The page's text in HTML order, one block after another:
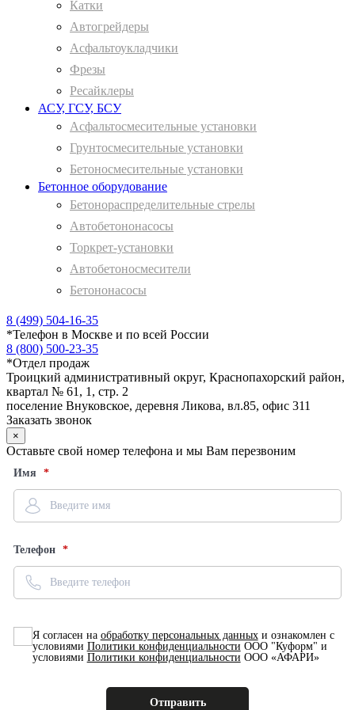
Катки
Автогрейдеры
Асфальтоукладчики
Фрезы
Ресайклеры
АСУ, ГСУ, БСУ
Асфальтосмесительные установки
Грунтосмесительные установки
Бетоносмесительные установки
Бетонное оборудование
Бетонораспределительные стрелы
Автобетононасосы
Торкрет-установки
Автобетоносмесители
Бетононасосы
8 (499) 504-16-35
*Телефон в Москве и по всей России
8 (800) 500-23-35
*Отдел продаж
Троицкий административный округ, Краснопахорский район,
квартал № 61, 1, стр. 2
поселение Внуковское, деревня Ликова, вл.85, офис 311
Заказать звонок
×
Оставьте свой номер телефона и мы Вам перезвоним
Имя
Телефон
Я согласен на обработку персональных данныхи ознакомлен с
условиями Политики конфиденциальности ООО "Куформ" и
условиями Политики конфиденциальности ООО «АФАРИ»